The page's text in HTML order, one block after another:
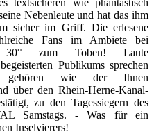
Nebenleute und hat das ihm
sicher im Griff. Die erlesene
Fans im Ambiete bei
30° zum Toben! Laute
Publikums sprechen
wie der Ihnen
über den Rhein-Herne-Kanal-
zu den Tagessiegern des
Samstags. - Was für ein
Inselvierers!